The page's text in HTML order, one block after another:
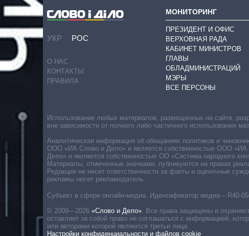
УКР РОС
О НАС
КОНТАКТЫ
ПРАВИЛА
МОНИТОРИНГ
ПРЕЗИДЕНТ И ОФИС
ВЕРХОВНАЯ РАДА
КАБИНЕТ МИНИСТРОВ
ГЛАВЫ
ОБЛАДМИНИСТРАЦИЙ
МЭРЫ
ВСЕ ПЕРСОНЫ
Субъект в сфере онлайн-медиа. Идентификатор медиа – R40-
© 2009—2026 «Слово и Дело» Все права защищены и
оставляет за собой право не соглашаться с информацией,
или авторами которой являются третьи лица.
Настройки конфиденциальности и файлов cookie
Использование любых материалов, размещённых на сайте,
вне зависимости от полного либо частичного использования
Аналитическая информация об обещаниях политиков и
ООО «ИА Слово и Дело» и является собственностью ООО «ИА
Дело» и являются собственностью ОО «Система народного
Материалы, отмеченные значками, публикуются на правах
Редакция не несет ответственности за факты и оценочные
рекламы несет рекламодатель.